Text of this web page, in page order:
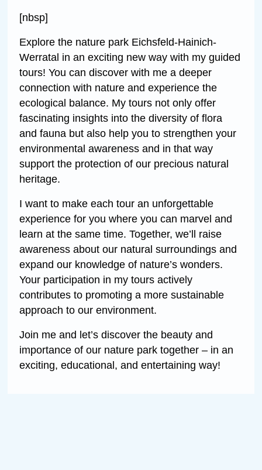
[nbsp]
Explore the nature park Eichsfeld-Hainich-
Werratal in an exciting new way with my guided
tours! You can discover with me a deeper
connection with nature and experience the
ecological balance. My tours not only offer
fascinating insights into the diversity of flora
and fauna but also help you to strengthen your
environmental awareness and in that way
support the protection of our precious natural
heritage.
I want to make each tour an unforgettable
experience for you where you can marvel and
learn at the same time. Together, we’ll raise
awareness about our natural surroundings and
expand our knowledge of nature’s wonders.
Your participation in my tours actively
contributes to promoting a more sustainable
approach to our environment.
Join me and let’s discover the beauty and
importance of our nature park together – in an
exciting, educational, and entertaining way!